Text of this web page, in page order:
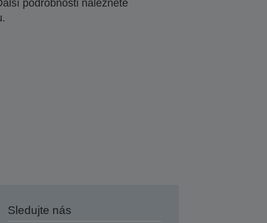
podrobnosti naleznete
Sledujte nás